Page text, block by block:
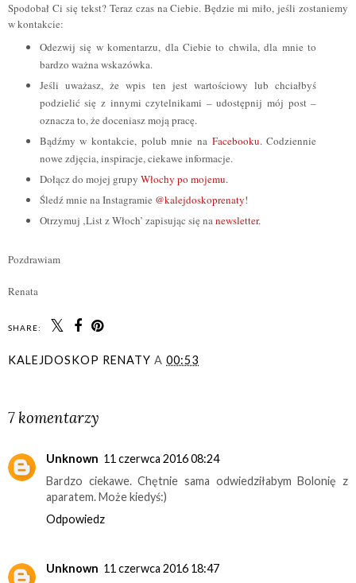
Spodobał Ci się tekst? Teraz czas na Ciebie. Będzie mi miło, jeśli zostaniemy
w kontakcie:
Odezwij się w komentarzu, dla Ciebie to chwila, dla mnie to
bardzo ważna wskazówka.
Jeśli uważasz, że wpis ten jest wartościowy lub chciałbyś
podzielić się z innymi czytelnikami – udostępnij mój post –
oznacza to, że doceniasz moją pracę.
Bądźmy w kontakcie, polub mnie na Facebooku. Codziennie
nowe zdjęcia, inspiracje, ciekawe informacje.
Dołącz do mojej grupy Włochy po mojemu.
Śledź mnie na Instagramie @kalejdoskoprenaty!
Otrzymuj ‚List z Włoch’ zapisując się nanewsletter.
Pozdrawiam
Renata
SHARE:
KALEJDOSKOP RENATY A 00:53
7 komentarzy
Unknown 11 czerwca 2016 08:24
Bardzo ciekawe. Chętnie sama odwiedziłabym Bolonię z
aparatem. Może kiedyś:)
Odpowiedz
Unknown 11 czerwca 2016 18:47